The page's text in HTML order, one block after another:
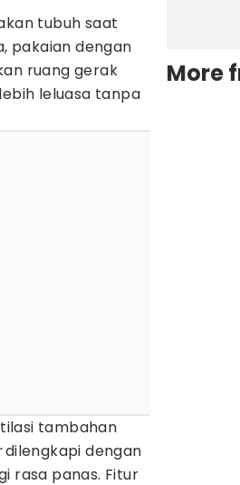
tubuh saat
pakaian dengan
ruang gerak
leluasa tanpa
tambahan
dilengkapi dengan
rasa panas. Fitur
More